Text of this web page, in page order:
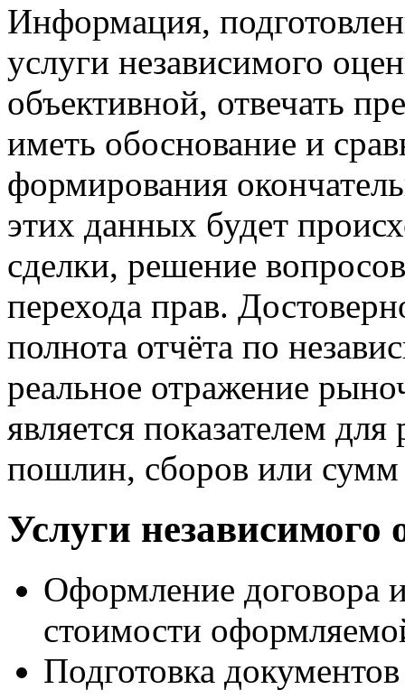
Информация,
услуги независимого
объективной, отвечать
иметь обоснование и
формирования
этих данных будет
сделки, решение
перехода прав.
полнота отчёта по
реальное отражение
является показателем
пошлин, сборов или сумм
Услуги
Оформление договора
стоимости
Подготовка